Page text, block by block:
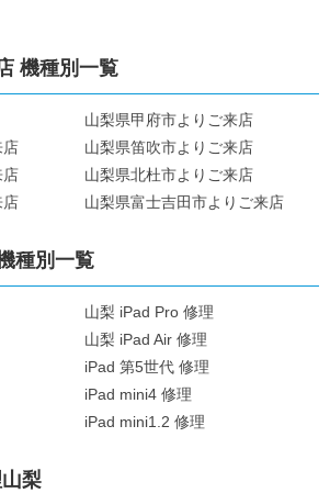
機種別一覧
山梨県甲府市よりご来店
店
山梨県笛吹市よりご来店
店
山梨県北杜市よりご来店
店
山梨県富士吉田市よりご来店
種別一覧
山梨 iPad Pro 修理
山梨 iPad Air 修理
iPad 第5世代 修理
iPad mini4 修理
iPad mini1.2 修理
梨